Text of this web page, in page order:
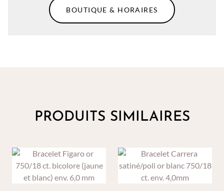
BOUTIQUE & HORAIRES
PRODUITS SIMILAIRES